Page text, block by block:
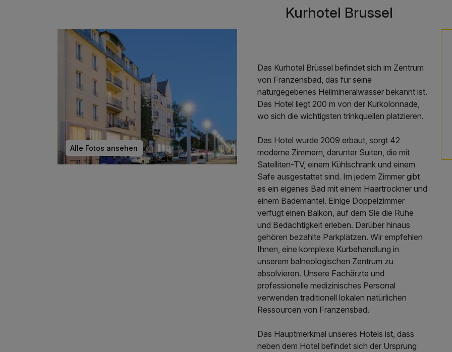
Kurhotel Brussel
Alle Fotos ansehen
Das Kurhotel Brüssel befindet sich im Zentrum
von Franzensbad, das für seine
naturgegebenes Heilmineralwasser bekannt ist.
Das Hotel liegt 200 m von der Kurkolonnade,
wo sich die wichtigsten trinkquellen platzieren.
Das Hotel wurde 2009 erbaut, sorgt 42
moderne Zimmern, darunter Suiten, die mit
Satelliten-TV, einem Kühlschrank und einem
Safe ausgestattet sind. Im jedem Zimmer gibt
es ein eigenes Bad mit einem Haartrockner und
einem Bademantel. Einige Doppelzimmer
verfügt einen Balkon, auf dem Sie die Ruhe
und Bedächtigkeit erleben. Darüber hinaus
gehören bezahlte Parkplätzen. Wir empfehlen
Ihnen, eine komplexe Kurbehandlung in
unserem balneologischen Zentrum zu
absolvieren. Unsere Fachärzte und
professionelle medizinisches Personal
verwenden traditionell lokalen natürlichen
Ressourcen von Franzensbad.
Das Hauptmerkmal unseres Hotels ist, dass
neben dem Hotel befindet sich der Ursprung